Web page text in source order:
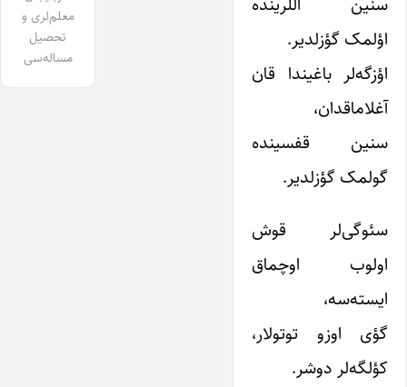
اؤلمک گؤزلدیر.
اؤزگه‌لر باغیندا قان
آغلاماقدان،
سنین قفسینده
گولمک گؤزلدیر.
سئوگی‌لر قوش
اولوب اوچماق
ایسته‌سه،
گؤی اوزو توتولار،
کؤلگه‌لر دوشر.
معلم‌لری و
تحصیل
مساله‌سی